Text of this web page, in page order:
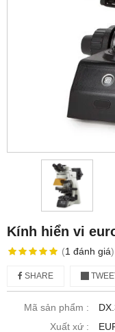
Kính hiển vi
(1 đánh giá)
SHARE
Mã sản phẩm :
Xuất xứ :